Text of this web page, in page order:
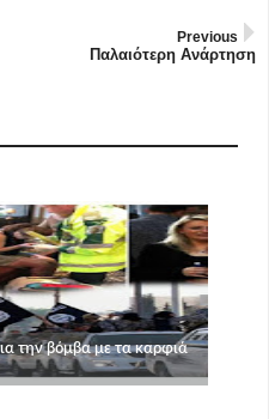
Previous
Παλαιότερη Ανάρτηση